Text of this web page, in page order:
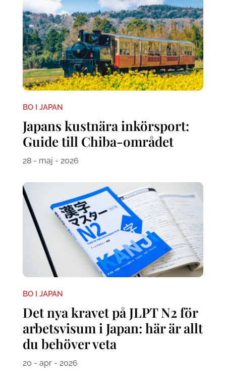
BO I JAPAN
Japans kustnära inkörsport:
Guide till Chiba-området
28 - maj - 2026
BO I JAPAN
Det nya kravet på JLPT N2 för
arbetsvisum i Japan: här är allt
du behöver veta
20 - apr - 2026